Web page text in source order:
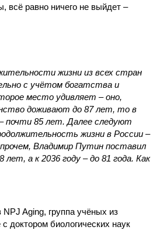
всё равно ничего не выйдет –
жизни из всех стран
с учётом богатства и
место удивляет – оно,
доживают до 87 лет, то в
– почти 85 лет. Далее следуют
жизни в России –
Владимир Путин поставил
а к 2036 году – до 81 года. Как
Aging, группа учёных из
доктором биологических наук